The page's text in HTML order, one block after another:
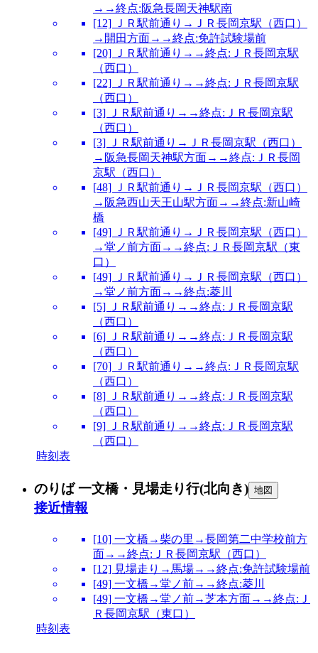
→→終点:阪急長岡天神駅南
[12] ＪＲ駅前通り→ＪＲ長岡京駅（西口）
→開田方面→→終点:免許試験場前
[20] ＪＲ駅前通り→→終点:ＪＲ長岡京駅
（西口）
[22] ＪＲ駅前通り→→終点:ＪＲ長岡京駅
（西口）
[3] ＪＲ駅前通り→→終点:ＪＲ長岡京駅
（西口）
[3] ＪＲ駅前通り→ＪＲ長岡京駅（西口）
→阪急長岡天神駅方面→→終点:ＪＲ長岡
京駅（西口）
[48] ＪＲ駅前通り→ＪＲ長岡京駅（西口）
→阪急西山天王山駅方面→→終点:新山崎
橋
[49] ＪＲ駅前通り→ＪＲ長岡京駅（西口）
→堂ノ前方面→→終点:ＪＲ長岡京駅（東
口）
[49] ＪＲ駅前通り→ＪＲ長岡京駅（西口）
→堂ノ前方面→→終点:菱川
[5] ＪＲ駅前通り→→終点:ＪＲ長岡京駅
（西口）
[6] ＪＲ駅前通り→→終点:ＪＲ長岡京駅
（西口）
[70] ＪＲ駅前通り→→終点:ＪＲ長岡京駅
（西口）
[8] ＪＲ駅前通り→→終点:ＪＲ長岡京駅
（西口）
[9] ＪＲ駅前通り→→終点:ＪＲ長岡京駅
（西口）
時刻表
のりば 一文橋・見場走り行(北向き) 地図
接近情報
[10] 一文橋→柴の里→長岡第二中学校前方
面→→終点:ＪＲ長岡京駅（西口）
[12] 見場走り→馬場→→終点:免許試験場前
[49] 一文橋→堂ノ前→→終点:菱川
[49] 一文橋→堂ノ前→芝本方面→→終点:Ｊ
Ｒ長岡京駅（東口）
時刻表